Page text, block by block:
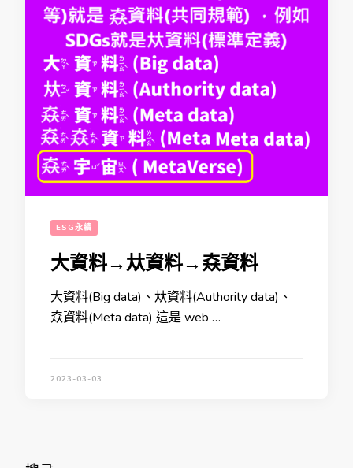
ESG永續
大資料→夶資料→𡘙資料
大資料(Big data)、夶資料(Authority data)、
𡘙資料(Meta data) 這是 web …
2023-03-03